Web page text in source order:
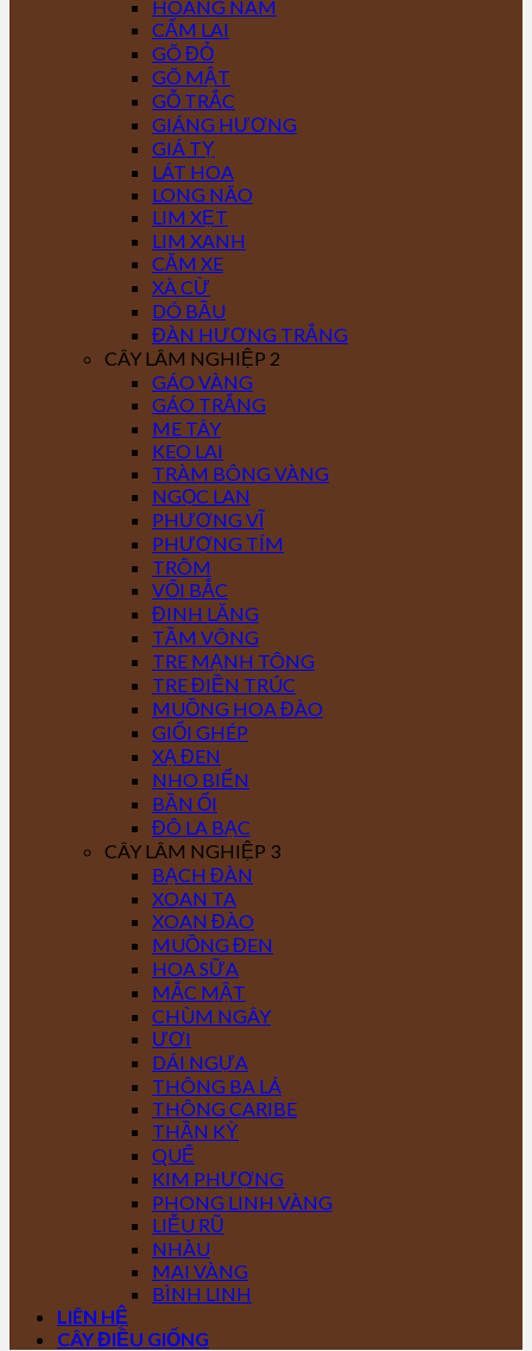
HOÀNG NAM
CẨM LAI
GÕ ĐỎ
GÕ MẬT
GỖ TRẮC
GIÁNG HƯƠNG
GIÁ TỴ
LÁT HOA
LONG NÃO
LIM XẸT
LIM XANH
CĂM XE
XÀ CỪ
DÓ BẦU
ĐÀN HƯƠNG TRẮNG
CÂY LÂM NGHIỆP 2
GÁO VÀNG
GÁO TRẮNG
ME TÂY
KEO LAI
TRÀM BÔNG VÀNG
NGỌC LAN
PHƯỢNG VĨ
PHƯỢNG TÍM
TRÔM
VỐI BẮC
ĐINH LĂNG
TẦM VÔNG
TRE MẠNH TÔNG
TRE ĐIỀN TRÚC
MUỒNG HOA ĐÀO
GIỔI GHÉP
XẠ ĐEN
NHO BIỂN
BẦN ỔI
ĐÔ LA BẠC
CÂY LÂM NGHIỆP 3
BẠCH ĐÀN
XOAN TA
XOAN ĐÀO
MUỒNG ĐEN
HOA SỮA
MẮC MẬT
CHÙM NGÂY
ƯƠI
DÁI NGỰA
THÔNG BA LÁ
THÔNG CARIBE
THẦN KỲ
QUẾ
KIM PHƯỢNG
PHONG LINH VÀNG
LIỄU RŨ
NHÀU
MAI VÀNG
BÌNH LINH
LIÊN HỆ
CÂY ĐIỀU GIỐNG